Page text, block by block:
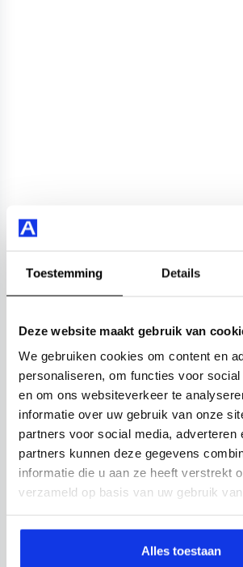
Toestemming Details
Deze website maakt gebruik van
We gebruiken cookies om content en
personaliseren, om functies voor
en om ons websiteverkeer te
informatie over uw gebruik van onze
partners voor social media, adverteren
partners kunnen deze gegevens
informatie die u aan ze heeft verstrekt
verzameld op basis van uw gebruik
Alles toestaan